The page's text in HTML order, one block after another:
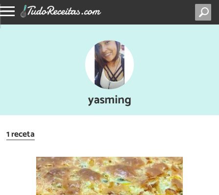
yasming
1 receta